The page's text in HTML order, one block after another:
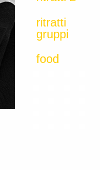
ritratti
gruppi
food